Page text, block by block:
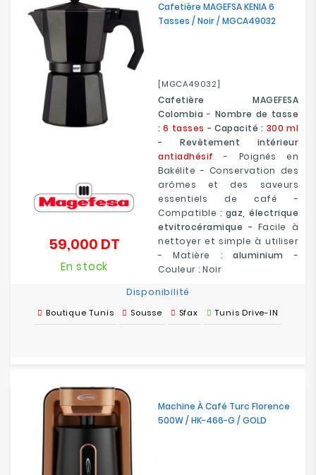
Cafetière MAGEFSA KENIA 6
Tasses / Noir / MGCA49032
[MGCA49032]
Cafetière MAGEFESA
Colombia - Nombre de tasse
: 6 tasses - Capacité : 300 ml
- Revêtement intérieur
antiadhésif
- Poignés en
Bakélite - Conservation des
arômes et des saveurs
essentiels de café -
Compatible : gaz, électrique
etvitrocéramique - Facile à
nettoyer et simple à utiliser
- Matière :aluminium -
Couleur : Noir
59,000 DT
En stock
Disponibilité
Boutique Tunis Sousse Sfax Tunis Drive-IN
Machine À Café Turc Florence
500W / HK-466-G / GOLD